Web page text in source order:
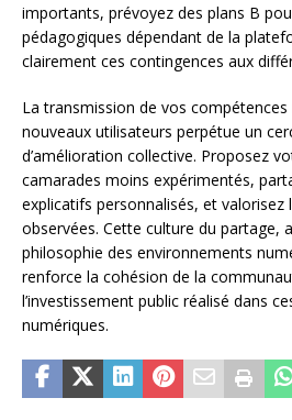
importants, prévoyez des plans B
pédagogiques dépendant de la
clairement ces contingences aux
La transmission de vos
nouveaux utilisateurs perpétue un
d’amélioration collective. Proposez
camarades moins expérimentés,
explicatifs personnalisés, et valorisez
observées. Cette culture du partage,
philosophie des environnements
renforce la cohésion de la
l’investissement public réalisé dans
numériques.